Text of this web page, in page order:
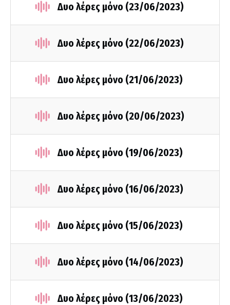
Δυο λέρες μόνο (23/06/2023)
Δυο λέρες μόνο (22/06/2023)
Δυο λέρες μόνο (21/06/2023)
Δυο λέρες μόνο (20/06/2023)
Δυο λέρες μόνο (19/06/2023)
Δυο λέρες μόνο (16/06/2023)
Δυο λέρες μόνο (15/06/2023)
Δυο λέρες μόνο (14/06/2023)
Δυο λέρες μόνο (13/06/2023)